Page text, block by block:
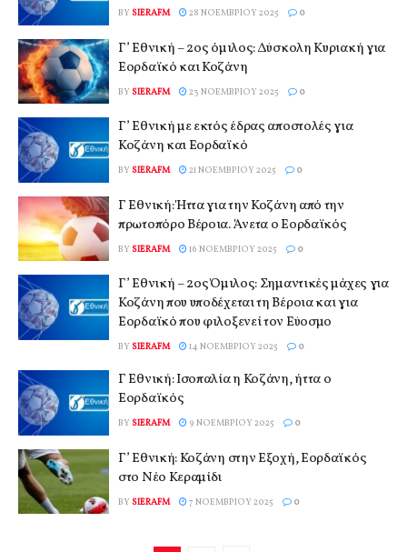
BY SIERAFM 28 ΝΟΕΜΒΡΊΟΥ 2025 0
Γ’ Εθνική – 2ος όμιλος: Δύσκολη Κυριακή για
Εορδαϊκό και Κοζάνη
BY SIERAFM 23 ΝΟΕΜΒΡΊΟΥ 2025 0
Γ’ Εθνική με εκτός έδρας αποστολές για
Κοζάνη και Εορδαϊκό
BY SIERAFM 21 ΝΟΕΜΒΡΊΟΥ 2025 0
Γ Εθνική: Ήττα για την Κοζάνη από την
πρωτοπόρο Βέροια. Άνετα ο Εορδαϊκός
BY SIERAFM 16 ΝΟΕΜΒΡΊΟΥ 2025 0
Γ’ Εθνική – 2ος Όμιλος: Σημαντικές μάχες για
Κοζάνη που υποδέχεται τη Βέροια και για
Εορδαϊκό που φιλοξενεί τον Εύοσμο
BY SIERAFM 14 ΝΟΕΜΒΡΊΟΥ 2025 0
Γ Εθνική: Ισοπαλία η Κοζάνη, ήττα ο
Εορδαϊκός
BY SIERAFM 9 ΝΟΕΜΒΡΊΟΥ 2025 0
Γ’ Εθνική: Κοζάνη στην Εξοχή, Εορδαϊκός
στο Νέο Κεραμίδι
BY SIERAFM 7 ΝΟΕΜΒΡΊΟΥ 2025 0